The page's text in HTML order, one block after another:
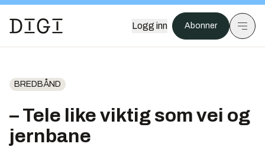
Logg inn Abonner
BREDBÅND
– Tele like viktig som vei og
jernbane